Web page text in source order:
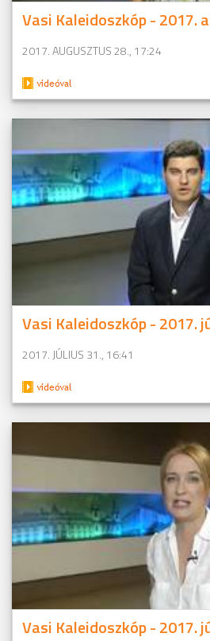
Vasi Kaleidoszkóp - 2017.
2017. AUGUSZTUS 28., 17:24
Vasi Kaleidoszkóp - 2017.
2017. JÚLIUS 31., 16:41
Vasi Kaleidoszkóp - 2017.